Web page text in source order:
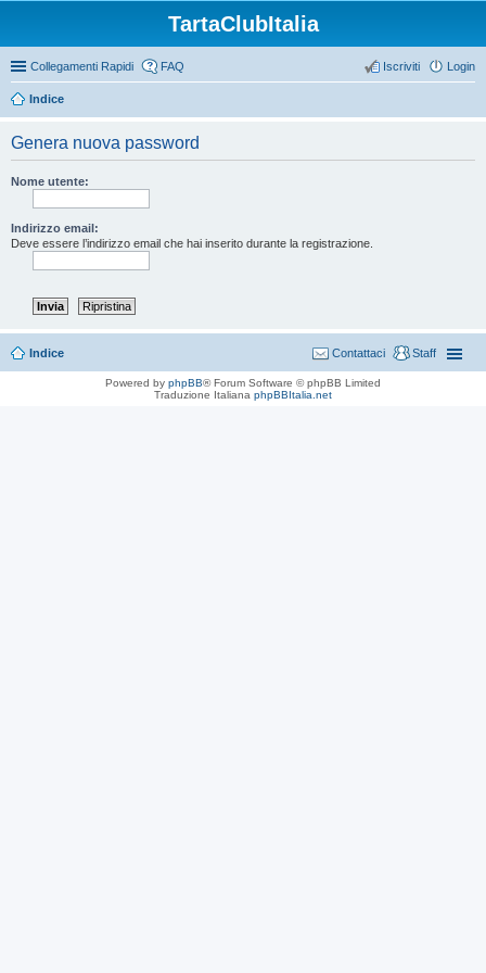
TartaClubItalia
Collegamenti Rapidi FAQ Login
Iscriviti
Indice
Genera nuova password
Nome utente:
Indirizzo email:
Deve essere l’indirizzo email che hai inserito durante la registrazione.
Indice Staff
Contattaci
Powered by phpBB® Forum Software © phpBB Limited
Traduzione Italiana phpBBItalia.net